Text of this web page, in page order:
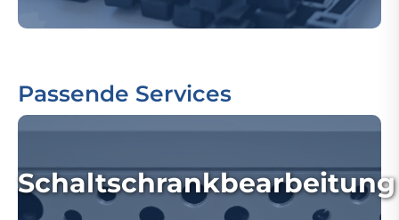
Passende Services
Schaltschrankbearbeitung